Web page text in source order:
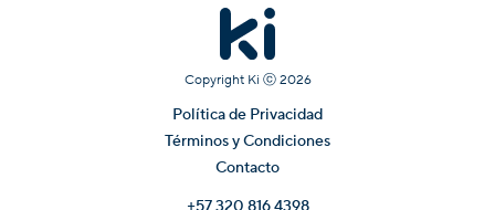
Copyright Ki ⓒ 2026
Política de Privacidad
Términos y Condiciones
Contacto